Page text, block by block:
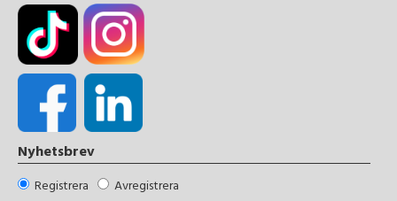
Nyhetsbrev
Registrera
Avregistrera